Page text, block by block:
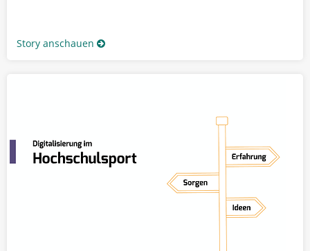
Story anschauen